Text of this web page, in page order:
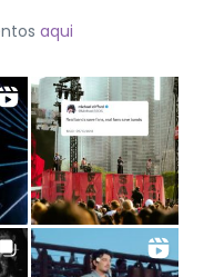
aqui